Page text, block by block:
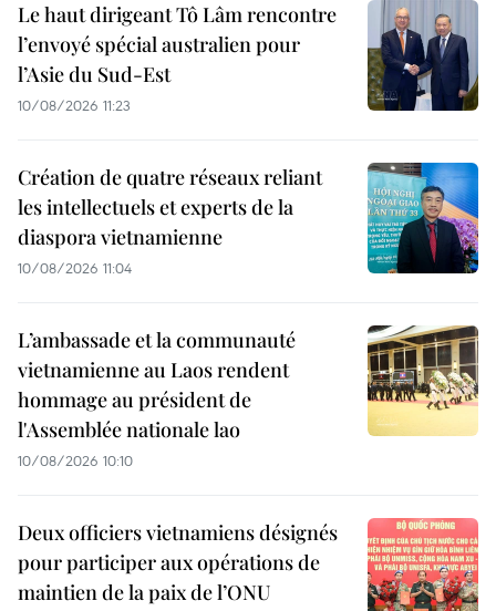
Le haut dirigeant Tô Lâm rencontre
l’envoyé spécial australien pour
l’Asie du Sud-Est
10/08/2026 11:23
Création de quatre réseaux reliant
les intellectuels et experts de la
diaspora vietnamienne
10/08/2026 11:04
L’ambassade et la communauté
vietnamienne au Laos rendent
hommage au président de
l'Assemblée nationale lao
10/08/2026 10:10
Deux officiers vietnamiens désignés
pour participer aux opérations de
maintien de la paix de l’ONU